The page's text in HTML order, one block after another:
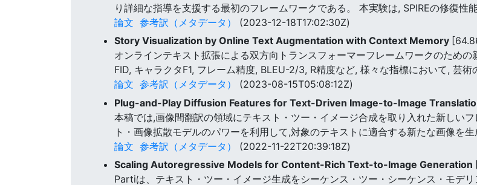
り詳細な指導を支援する最初のフレームワークである。 本実験は, SPIREの修復性
論文 参考訳（メタデータ）
(2023-12-18T17:02:30Z)
Story Visualization by Online Text Augmentation with Context Memory
オンラインテキスト拡張による双方向トランスフォーマーフレームワークのため
FID, キャラクタF1, フレーム精度, BLEU-2/3, R精度など, 様々な指標において, 芸術
論文 参考訳（メタデータ）
(2023-08-15T05:08:12Z)
Plug-and-Play Diffusion Features for Text-Driven Image-to-Image
本稿では,画像間翻訳の領域にテキスト・ツー・イメージ合成を取り入れた新しい
ト・画像拡散モデルのパワーを利用して,対象のテキストに適合する新たな画像を生
論文 参考訳（メタデータ）
(2022-11-22T20:39:18Z)
Scaling Autoregressive Models for Content-Rich Text-to-Image Generation
Partiは、テキスト・ツー・イメージ生成をシーケンス・ツー・シーケンス・モデ